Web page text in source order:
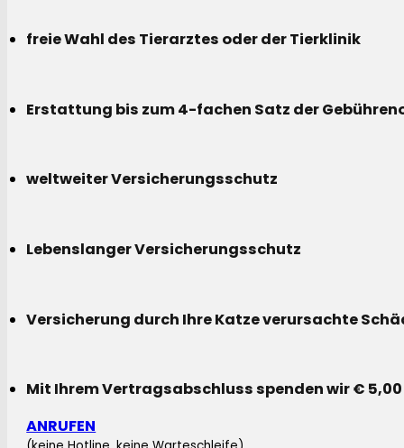
freie Wahl des Tierarztes oder der Tierklinik
Erstattung bis zum 4-fachen Satz der
weltweiter Versicherungsschutz
Lebenslanger Versicherungsschutz
Versicherung durch Ihre Katze verursachte
Mit Ihrem Vertragsabschluss spenden wir €
ANRUFEN